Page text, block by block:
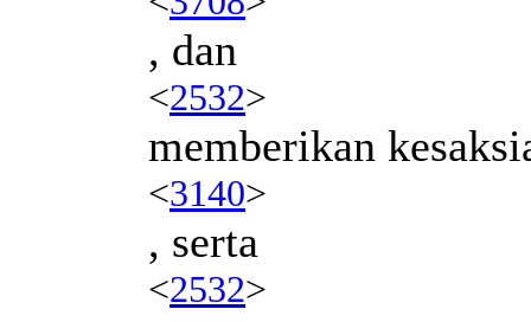
, dan
<2532>
memberikan
<3140>
, serta
<2532>